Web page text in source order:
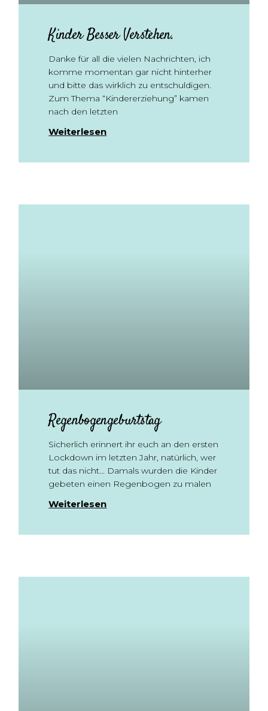
Kinder Besser Verstehen.
Danke für all die vielen Nachrichten, ich
komme momentan gar nicht hinterher
und bitte das wirklich zu entschuldigen.
Zum Thema “Kindererziehung” kamen
nach den letzten
Weiterlesen
Regenbogengeburtstag
Sicherlich erinnert ihr euch an den ersten
Lockdown im letzten Jahr, natürlich, wer
tut das nicht… Damals wurden die Kinder
gebeten einen Regenbogen zu malen
Weiterlesen